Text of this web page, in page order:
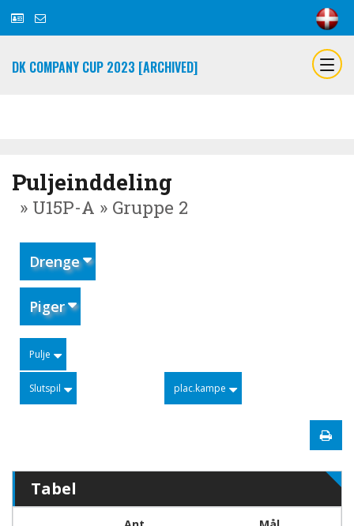
DK COMPANY CUP 2023 [ARCHIVED]
Puljeinddeling
» U15P-A » Gruppe 2
Drenge
Piger
Pulje
Slutspil plac.kampe
Tabel